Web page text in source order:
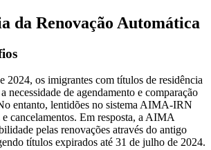
da Renovação Automática
2024, os imigrantes com títulos de residência
necessidade de agendamento e comparação
entanto, lentidões no sistema AIMA-IRN
e cancelamentos. Em resposta, a AIMA
pelas renovações através do antigo
títulos expirados até 31 de julho de 2024.